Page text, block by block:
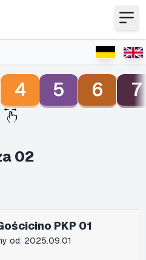
4 5 6 7
02
PKP 01
od: 2025.09.01